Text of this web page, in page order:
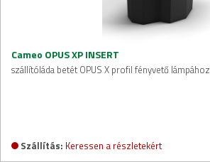
Cameo OPUS XP INSERT
szállítóláda betét OPUS X profil fényvető lámpához
Szállítás: Keressen a részletekért